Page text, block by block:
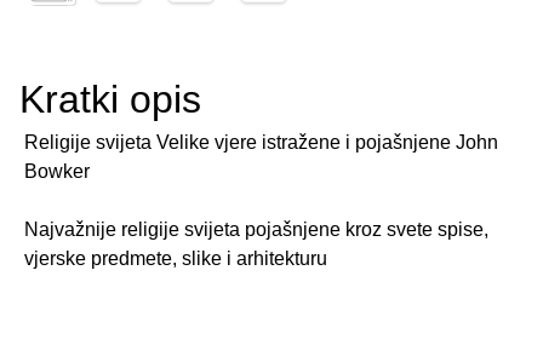
Kratki opis
Religije svijeta Velike vjere istražene i pojašnjene John
Bowker
Najvažnije religije svijeta pojašnjene kroz svete spise,
vjerske predmete, slike i arhitekturu